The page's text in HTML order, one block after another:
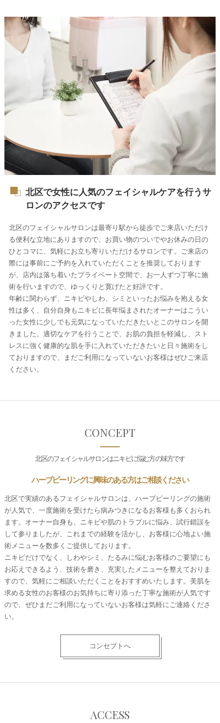
北区で女性に人気のフェイシャルケアを行うサ
ロンのアクセスです
北区のフェイシャルサロンは最寄り駅から徒歩でご来店いただけ
る便利な立地にありますので、お買い物のついでやお休みの日の
ひとコマに、気軽にお立ち寄りいただけるサロンです。ご来店の
際には事前にご予約を入れていただくことを推奨しております
が、店内は落ち着いたプライベート空間で、お一人ずつ丁寧に施
術を行いますので、ゆっくりと寛げたと好評です。
年齢に関わらず、ニキビやしわ、シミといったお悩みを抱える女
性は多く、自分自身もニキビに長年悩まされたオーナーはこうい
った女性に少しでも元気になっていただきたいとこのサロンを開
きました。適切なケアを行うことで、お肌の負担を軽減し、スト
レスに強く健康的な肌を手に入れていただきたいと日々施術をし
ておりますので、まだご利用になっていないお客様はぜひご来店
ください。
北区のフェイシャルサロンはニキビに悩む方の味方です
CONCEPT
ハーブピーリングに興味のある方はご相談ください
北区で実績のあるフェイシャルサロンは、ハーブピーリングの施術
が人気で、一度施術を受けたら病みつきになるお客様も多くおられ
ます。オーナー自身も、ニキビや肌のトラブルに悩み、試行錯誤を
して参りましたが、これまでの経験を活かし、お客様に心地よい施
術メニューを数多くご提供しております。
ニキビだけでなく、しわやシミ、たるみに悩むお客様のご要望にも
お応えできるよう、技術を磨き、充実したメニューを整えておりま
すので、気軽にご相談いただくことをおすすめいたします。美肌を
求める女性のお客様のお気持ちに寄り添った丁寧な施術が人気です
ので、ぜひまだご利用になっていないお客様は気軽にご連絡くださ
い。
コンセプトへ
ACCESS